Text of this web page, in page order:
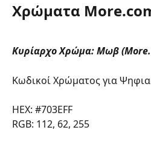
Χρώματα
Κυρίαρχο Χρώμα: Μωβ
Κωδικοί Χρώματος για
HEX: #703EFF
RGB: 112, 62, 255